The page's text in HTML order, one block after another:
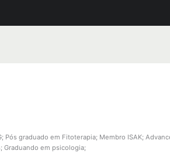
Pós graduado em Fitoterapia; Membro ISAK;
em psicologia;